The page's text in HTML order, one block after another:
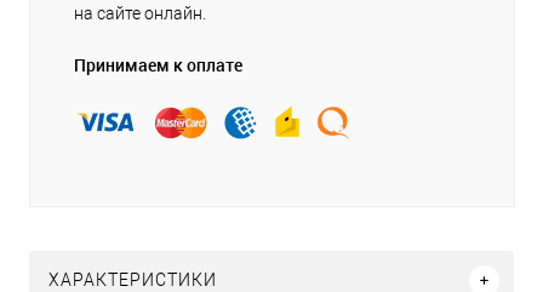
на сайте онлайн.
Принимаем к оплате
ХАРАКТЕРИСТИКИ